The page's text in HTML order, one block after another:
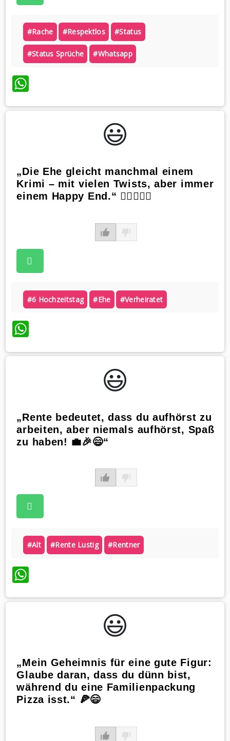
#rache #respektlos #status
#status Sprüche #whatsapp
WhatsApp
😃️
„Die Ehe gleicht manchmal einem
Krimi – mit vielen Twists, aber immer
einem Happy End.“ 🕵️‍♀️🕵️‍♂️💍
#6 Hochzeitstag #ehe #verheiratet
WhatsApp
😃️
„Rente bedeutet, dass du aufhörst zu
arbeiten, aber niemals aufhörst, Spaß
zu haben! 💼🎉😄“
#alt #rente Lustig #rentner
WhatsApp
😃️
„Mein Geheimnis für eine gute Figur:
Glaube daran, dass du dünn bist,
während du eine Familienpackung
Pizza isst.“ 🍕😄